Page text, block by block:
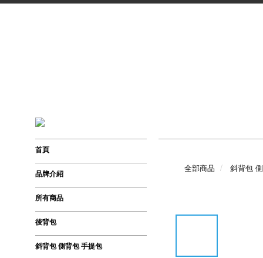
首頁
品牌介紹
所有商品
後背包
斜背包 側背包 手提包
全部商品 斜背包